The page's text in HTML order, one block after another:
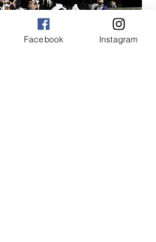
Facebook Instagram